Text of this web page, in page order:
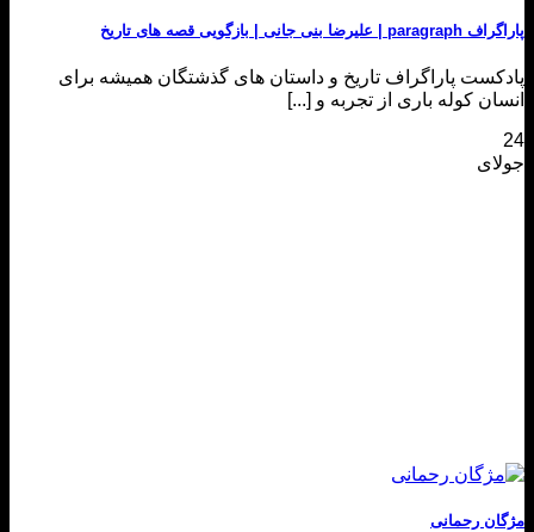
پاراگراف paragraph | علیرضا بنی جانی | بازگویی قصه های تاریخ
پادکست پاراگراف تاریخ و داستان های گذشتگان همیشه برای
انسان کوله باری از تجربه و [...]
24
جولای
مژگان رحمانی